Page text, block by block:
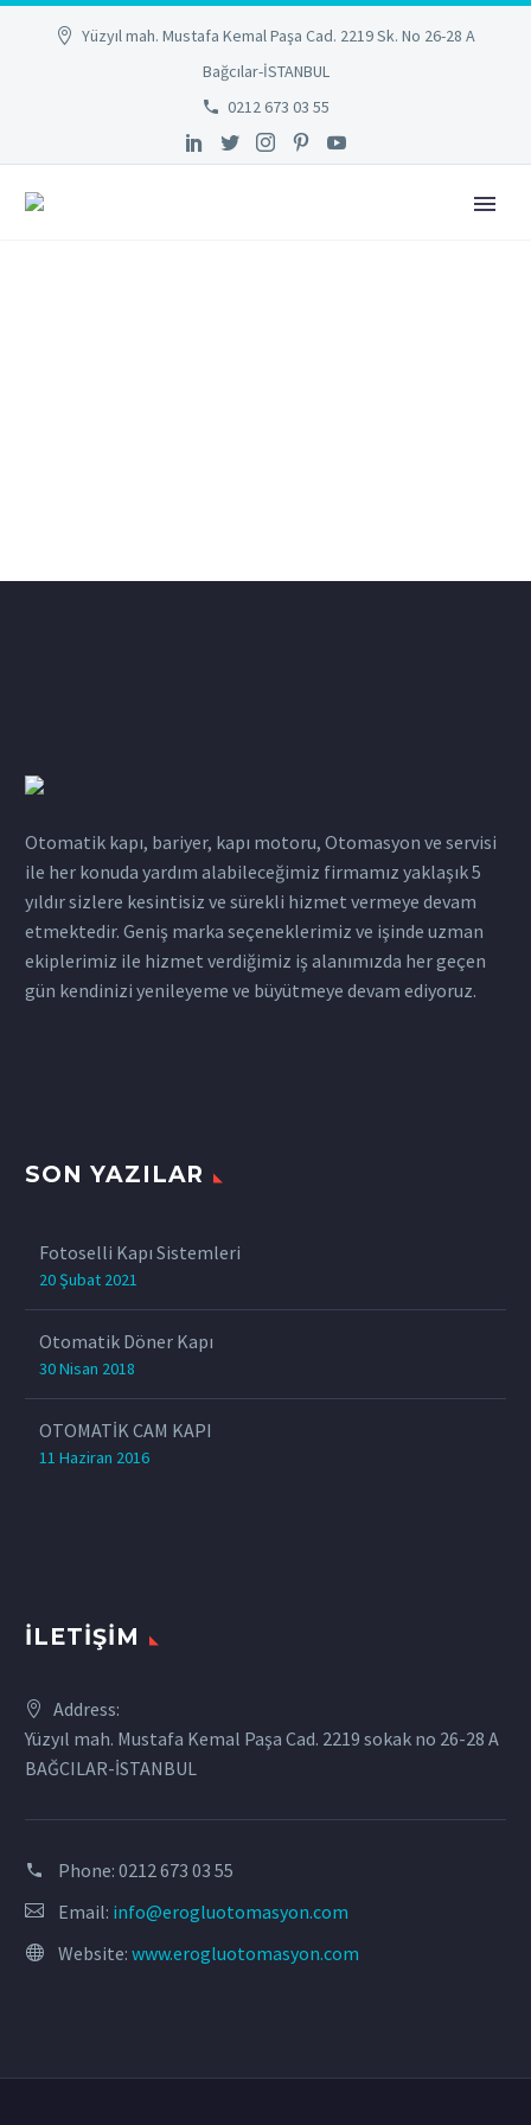
Yüzyıl mah. Mustafa Kemal Paşa Cad. 2219 Sk. No 26-28 A
Bağcılar-İSTANBUL
0212 673 03 55
Otomatik kapı, bariyer, kapı motoru, Otomasyon ve servisi
ile her konuda yardım alabileceğimiz firmamız yaklaşık 5
yıldır sizlere kesintisiz ve sürekli hizmet vermeye devam
etmektedir. Geniş marka seçeneklerimiz ve işinde uzman
ekiplerimiz ile hizmet verdiğimiz iş alanımızda her geçen
gün kendinizi yenileyeme ve büyütmeye devam ediyoruz.
SON YAZILAR
Fotoselli Kapı Sistemleri
20 Şubat 2021
Otomatik Döner Kapı
30 Nisan 2018
OTOMATİK CAM KAPI
11 Haziran 2016
İLETIŞIM
Address:
Yüzyıl mah. Mustafa Kemal Paşa Cad. 2219 sokak no 26-28 A
BAĞCILAR-İSTANBUL
Phone: 0212 673 03 55
Email: info@erogluotomasyon.com
Website: www.erogluotomasyon.com